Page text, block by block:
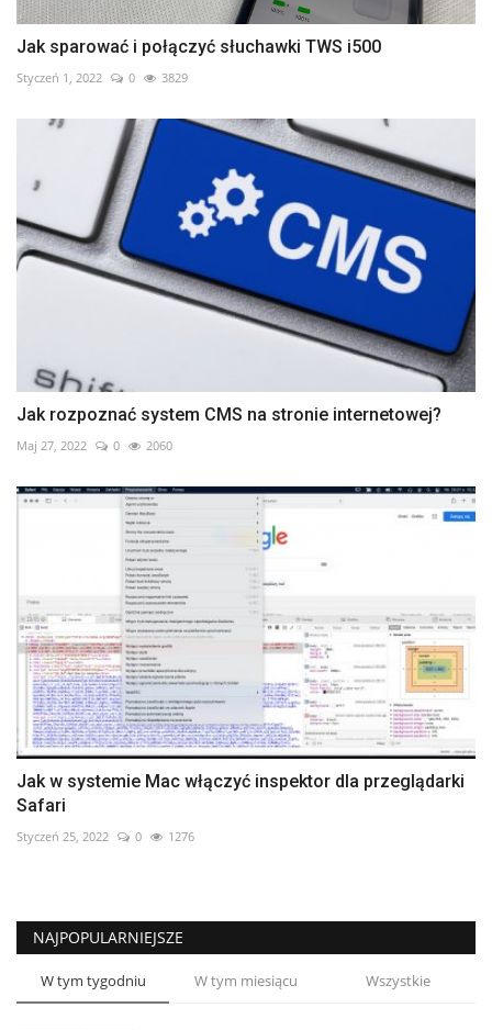
Jak sparować i połączyć słuchawki TWS i500
Styczeń 1, 2022 0 3829
Jak rozpoznać system CMS na stronie internetowej?
Maj 27, 2022 0 2060
Jak w systemie Mac włączyć inspektor dla przeglądarki
Safari
Styczeń 25, 2022 0 1276
NAJPOPULARNIEJSZE
W tym tygodniu W tym miesiącu Wszystkie